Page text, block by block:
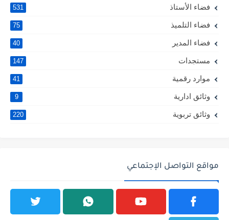
فضاء الأستاذ 531
فضاء التلميذ 75
فضاء المدير 40
مستجدات 147
موارد رقمية 41
وثائق ادارية 9
وثائق تربوية 220
مواقع التواصل الإجتماعي